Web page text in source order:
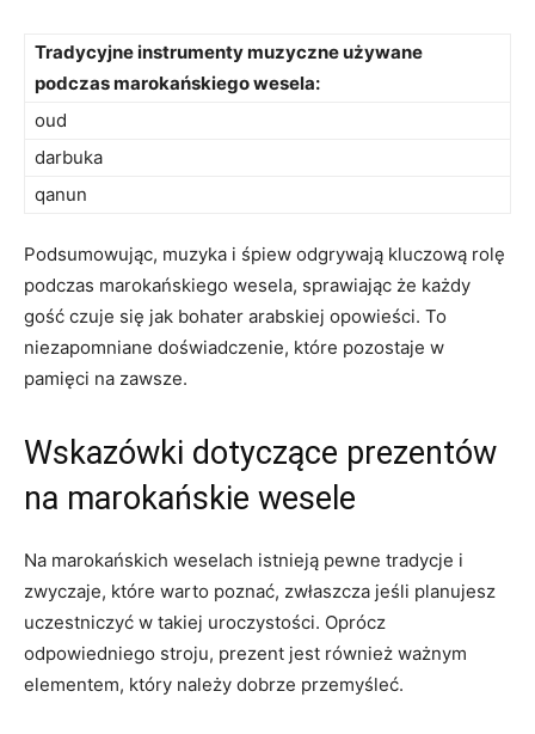
Tradycyjne ‍instrumenty muzyczne ‍używane
⁤podczas marokańskiego wesela:
oud
darbuka
qanun
Podsumowując, muzyka i śpiew odgrywają kluczową rolę
podczas ⁢marokańskiego ⁣wesela, sprawiając że każdy⁢
gość czuje ‌się jak bohater​ arabskiej opowieści. To
niezapomniane doświadczenie, które ⁤pozostaje w
pamięci na zawsze.
Wskazówki dotyczące prezentów
na marokańskie⁤ wesele
Na marokańskich weselach istnieją pewne tradycje i
⁢zwyczaje, które warto poznać, zwłaszcza jeśli planujesz
uczestniczyć w takiej uroczystości. Oprócz
odpowiedniego stroju, prezent jest również ważnym
elementem, który należy dobrze przemyśleć.